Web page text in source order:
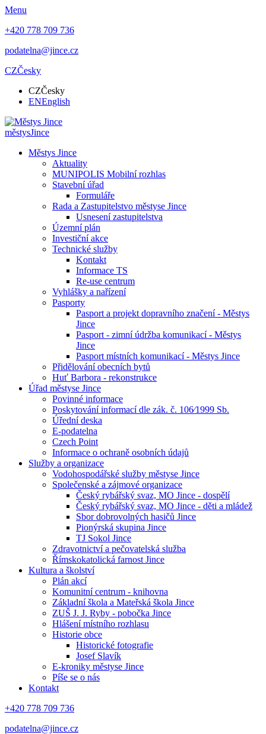
Menu
+420 778 709 736
podatelna@jince.cz
CZČesky
CZČesky
ENEnglish
městysJince
Městys Jince
Aktuality
MUNIPOLIS Mobilní rozhlas
Stavební úřad
Formuláře
Rada a Zastupitelstvo městyse Jince
Usnesení zastupitelstva
Územní plán
Investiční akce
Technické služby
Kontakt
Informace TS
Re-use centrum
Vyhlášky a nařízení
Pasporty
Pasport a projekt dopravního značení - Městys
Jince
Pasport - zimní údržba komunikací - Městys
Jince
Pasport místních komunikací - Městys Jince
Přidělování obecních bytů
Huť Barbora - rekonstrukce
Úřad městyse Jince
Povinné informace
Poskytování informací dle zák. č. 106⁄1999 Sb.
Úřední deska
E-podatelna
Czech Point
Informace o ochraně osobních údajů
Služby a organizace
Vodohospodářské služby městyse Jince
Společenské a zájmové organizace
Český rybářský svaz, MO Jince - dospělí
Český rybářský svaz, MO Jince - děti a mládež
Sbor dobrovolných hasičů Jince
Pionýrská skupina Jince
TJ Sokol Jince
Zdravotnictví a pečovatelská služba
Římskokatolická farnost Jince
Kultura a školství
Plán akcí
Komunitní centrum - knihovna
Základní škola a Mateřská škola Jince
ZUŠ J. J. Ryby - pobočka Jince
Hlášení místního rozhlasu
Historie obce
Historické fotografie
Josef Slavík
E-kroniky městyse Jince
Píše se o nás
Kontakt
+420 778 709 736
podatelna@jince.cz